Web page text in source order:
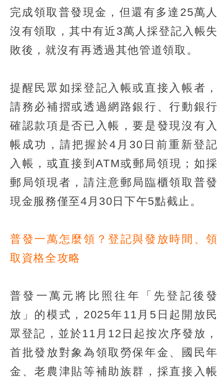
完成領取普發現金，但還有多達25萬人
沒有領取，其中有近3萬人採登記入帳失
敗後，就沒有再透過其他管道領取。
提醒民眾如採登記入帳或直接入帳者，
請務必補摺或透過網路銀行、行動銀行
確認款項是否已入帳，要是發現沒有入
帳成功，請把握於4月30日前重新登記
入帳，或直接到ATM或郵局領現；如採
郵局領現者，請注意郵局臨櫃領取普發
現金服務僅至4月30日下午5點截止。
普發一萬怎麼領？登記與發放時間、領
取資格全攻略
普發一萬元將比照往年「先登記後發
放」的模式，2025年11月5日起開放民
眾登記，並於11月12日起按次序發放，
首批發放對象為領取勞保年金、國民年
金、老農津貼等補助族群，採直接入帳